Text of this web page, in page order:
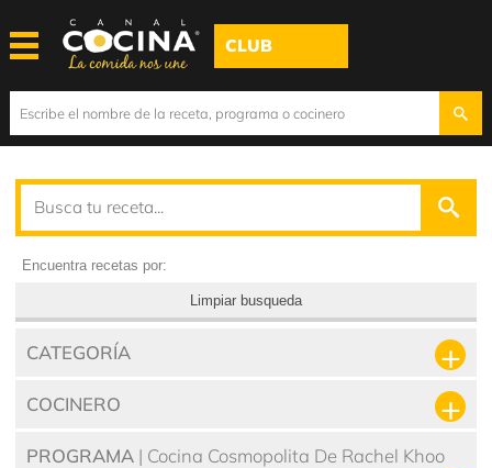
CLUB
Encuentra recetas por:
Limpiar busqueda
CATEGORÍA
COCINERO
PROGRAMA | Cocina Cosmopolita De Rachel Khoo